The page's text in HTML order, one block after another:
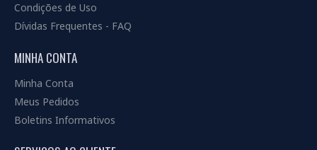
Condições de Uso
Dívidas Frequentes - FAQ
MINHA CONTA
Minha Conta
Meus Pedidos
Boletins Informativos